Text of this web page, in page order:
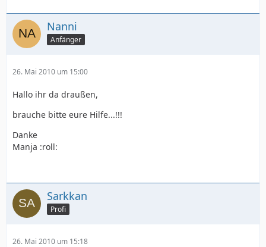
Nanni
Anfänger
26. Mai 2010 um 15:00
Hallo ihr da draußen,
brauche bitte eure Hilfe...!!!
Danke
Manja :roll:
Sarkkan
Profi
26. Mai 2010 um 15:18